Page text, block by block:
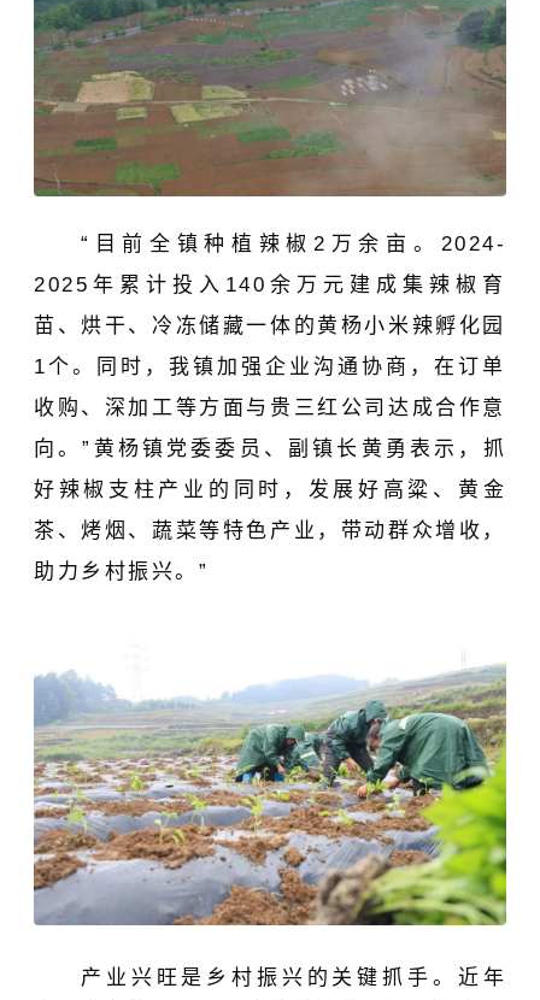
“目前全镇种植辣椒2万余亩。2024-
2025年累计投入140余万元建成集辣椒育
苗、烘干、冷冻储藏一体的黄杨小米辣孵化园
1个。同时，我镇加强企业沟通协商，在订单
收购、深加工等方面与贵三红公司达成合作意
向。” 黄杨镇党委委员、副镇长黄勇表示， 抓
好 辣椒支柱产业的同时，发展好高粱、黄金
茶、烤烟、蔬菜等特色产业，带动群众增收，
助力乡村振兴。 ”
产业兴旺是乡村振兴的关键抓手。 近年